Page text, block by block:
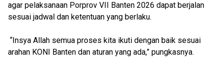
agar pelaksanaan Porprov VII Banten 2026 dapat berjalan
sesuai jadwal dan ketentuan yang berlaku.
“Insya Allah semua proses kita ikuti dengan baik sesuai
arahan KONI Banten dan aturan yang ada,” pungkasnya.